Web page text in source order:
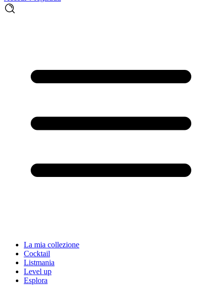
La mia collezione
Cocktail
Listmania
Level up
Esplora